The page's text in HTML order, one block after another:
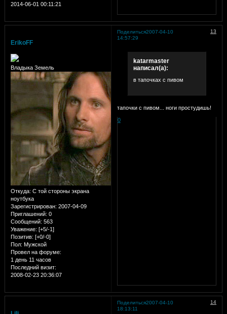
2014-06-01 00:11:21
Поделиться 13
2007-04-10
14:57:29
ErikoFF
Владыка Земель
Откуда: С той стороны экрана
ноутбука
Зарегистрирован: 2007-04-09
Приглашений: 0
Сообщений: 563
Уважение: [+5/-1]
Позитив: [+0/-0]
Пол: Мужской
Провел на форуме:
1 день 11 часов
Последний визит:
2008-02-23 20:36:07
katarmaster
написал(а):
в тапочках с пивом
тапочки с пивом... ноги простудишь!
0
Поделиться 14
2007-04-10
18:13:11